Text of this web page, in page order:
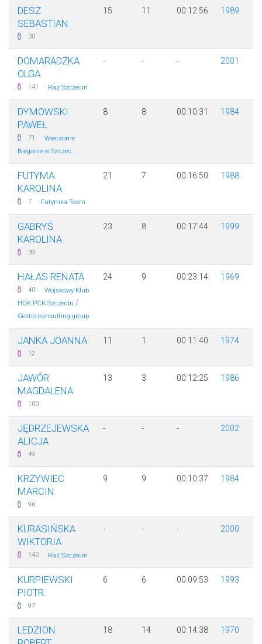
DESZ
SEBASTIAN
30
15 11 00:12:56 1989
DOMARADZKA
OLGA
141 · Raz Szczecin
- - - 2001
DYMOWSKI
PAWEŁ
71 · Wieczorne
Bieganie w Szczec...
8 8 00:10:31 1984
FUTYMA
KAROLINA
7 · Futymka Team
21 7 00:16:50 1988
GABRYŚ
KAROLINA
39
23 8 00:17:44 1999
HAŁAS RENATA
40 · Wojskowy Klub
HDK PCK Szczecin /
Gestio consulting group
24 9 00:23:14 1969
JANKA JOANNA
12
11 1 00:11:40 1974
JAWÓR
MAGDALENA
100
13 3 00:12:25 1986
JĘDRZEJEWSKA
ALICJA
49
- - - 2002
KRZYWIEC
MARCIN
96
9 9 00:10:37 1984
KURASIŃSKA
WIKTORIA
140 · Raz Szczecin
- - - 2000
KURPIEWSKI
PIOTR
97
6 6 00:09:53 1993
LEDZION
18 14 00:14:38 1970